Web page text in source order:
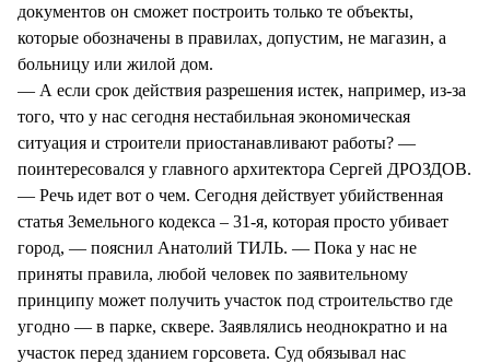
документов он сможет построить только те объекты,
которые обозначены в правилах, допустим, не магазин, а
больницу или жилой дом.
— А если срок действия разрешения истек, например, из-за
того, что у нас сегодня нестабильная экономическая
ситуация и строители приостанавливают работы? —
поинтересовался у главного архитектора Сергей ДРОЗДОВ.
— Речь идет вот о чем. Сегодня действует убийственная
статья Земельного кодекса – 31-я, которая просто убивает
город, — пояснил Анатолий ТИЛЬ. — Пока у нас не
приняты правила, любой человек по заявительному
принципу может получить участок под строительство где
угодно — в парке, сквере. Заявлялись неоднократно и на
участок перед зданием горсовета. Суд обязывал нас